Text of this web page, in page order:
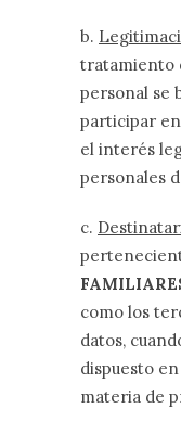
b.
tratamiento
personal se
participar
el interés
personales
c.
como los
datos,
dispuesto
materia de